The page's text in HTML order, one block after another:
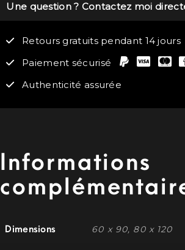
Une question ? Contactez moi
Retours gratuits pendant 14 jours
Paiement sécurisé
Authenticité assurée
Informations
Dimensions 60 x 90, 80 x 120